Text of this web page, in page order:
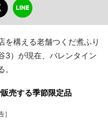
構える老舗つくだ煮ふり
3）が現在、バレンタイン
売する季節限定品
］